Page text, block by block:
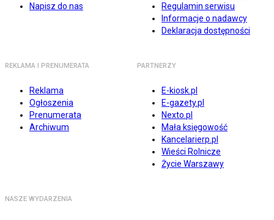
Napisz do nas
Regulamin serwisu
Informacje o nadawcy
Deklaracja dostępności
REKLAMA I PRENUMERATA
Reklama
Ogłoszenia
Prenumerata
Archiwum
PARTNERZY
E-kiosk.pl
E-gazety.pl
Nexto.pl
Mała księgowość
Kancelarierp.pl
Wieści Rolnicze
Życie Warszawy
NASZE WYDARZENIA